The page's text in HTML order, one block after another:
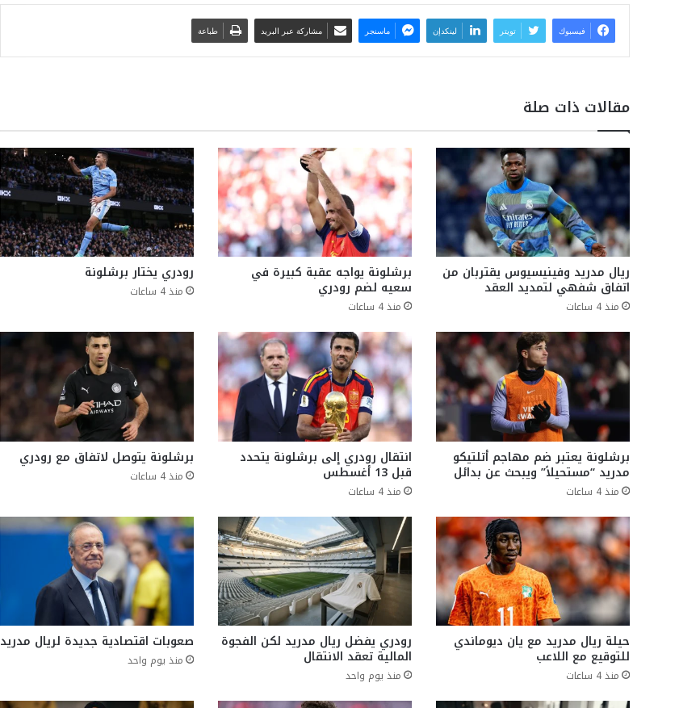
فيسبوك تويتر لينكدإن ماسنجر مشاركة عبر البريد طباعة
مقالات ذات صلة
ريال مدريد وفينيسيوس يقتربان من
اتفاق شفهي لتمديد العقد
منذ 4 ساعات
برشلونة يواجه عقبة كبيرة في
سعيه لضم رودري
منذ 4 ساعات
رودري يختار برشلونة
منذ 4 ساعات
برشلونة يعتبر ضم مهاجم أتلتيكو
مدريد “مستحيلاً” ويبحث عن بدائل
منذ 4 ساعات
انتقال رودري إلى برشلونة يتحدد
قبل 13 أغسطس
منذ 4 ساعات
برشلونة يتوصل لاتفاق مع رودري
منذ 4 ساعات
حيلة ريال مدريد مع يان ديوماندي
للتوقيع مع اللاعب
منذ 4 ساعات
رودري يفضل ريال مدريد لكن الفجوة
المالية تعقد الانتقال
منذ يوم واحد
صعوبات اقتصادية جديدة لريال مدريد
منذ يوم واحد